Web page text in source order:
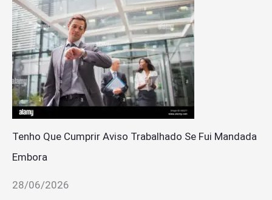
Tenho Que Cumprir Aviso Trabalhado Se Fui Mandada
Embora
28/06/2026